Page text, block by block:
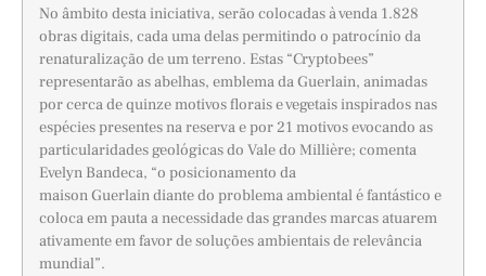
No âmbito desta iniciativa, serão colocadas à venda 1.828
obras digitais, cada uma delas permitindo o patrocínio da
renaturalização de um terreno. Estas “Cryptobees”
representarão as abelhas, emblema da Guerlain, animadas
por cerca de quinze motivos florais e vegetais inspirados nas
espécies presentes na reserva e por 21 motivos evocando as
particularidades geológicas do Vale do Millière; comenta
Evelyn Bandeca, “o posicionamento da
maison Guerlain diante do problema ambiental é fantástico e
coloca em pauta a necessidade das grandes marcas atuarem
ativamente em favor de soluções ambientais de relevância
mundial”.